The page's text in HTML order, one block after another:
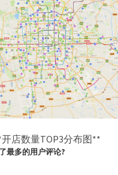
店数量TOP3分布图**
最多的用户评论?